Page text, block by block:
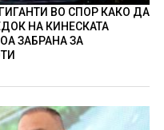
ВО СПОР КАКО ДА
НА КИНЕСКАТА
ЗАБРАНА ЗА